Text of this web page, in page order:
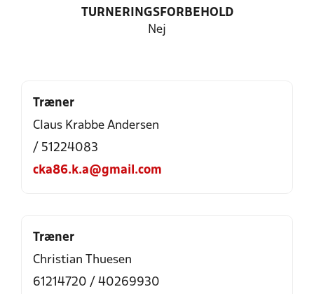
TURNERINGSFORBEHOLD
Nej
Træner
Claus Krabbe Andersen
/ 51224083
cka86.k.a@gmail.com
Træner
Christian Thuesen
61214720 / 40269930